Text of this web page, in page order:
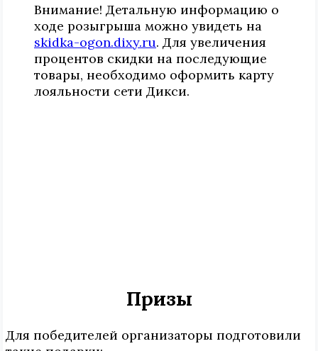
Внимание! Детальную информацию о
ходе розыгрыша можно увидеть на
skidka-ogon.dixy.ru. Для увеличения
процентов скидки на последующие
товары, необходимо оформить карту
лояльности сети Дикси.
Призы
Для победителей организаторы подготовили